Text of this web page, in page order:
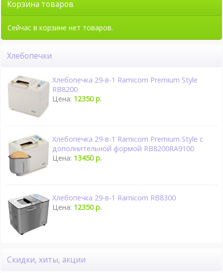
Корзина товаров
Сейчас в корзине нет товаров.
Хлебопечки
Хлебопечка 29-в-1 Ramicom Premium Style
RB8200
Цена: 12350 р.
Хлебопечка 29-в-1 Ramicom Premium Style с
дополнительной формой RB8200RA9100
Цена: 13450 р.
Хлебопечка 29-в-1 Ramicom RB8300
Цена: 12350 р.
Скидки, хиты, акции